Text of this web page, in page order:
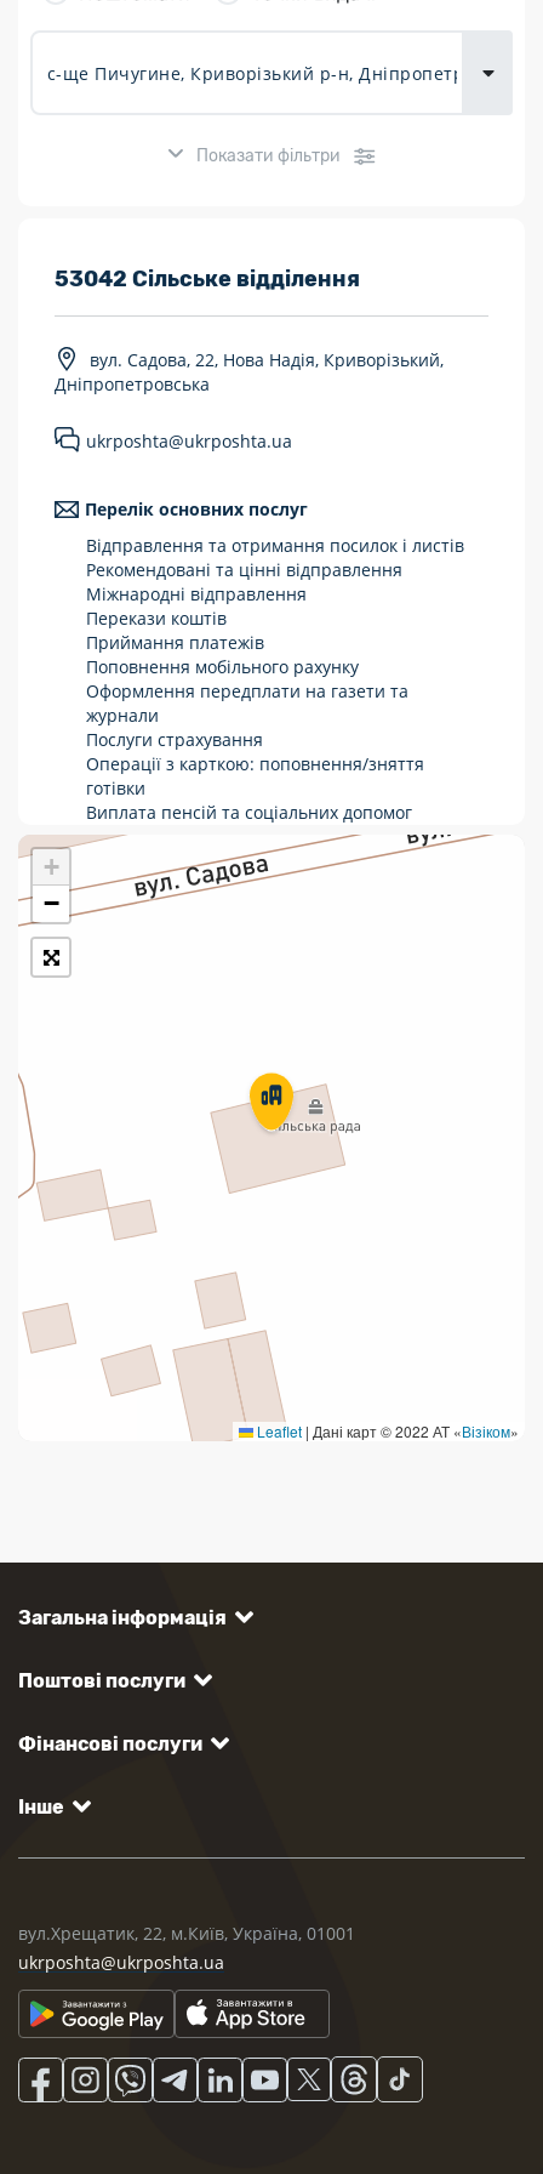
Показати фільтри
Розклад роботи:
Працюють після 19:00
Укрпошта Експрес/тариф «Пріоритетний»
Укрпошта Стандарт/тариф «Базовий»
Доставка за межі України
Прийом вантажів
Фінансові послуги:
Термінові перекази
Перекази
Комунальні та інші платежі
53042 Сільське відділення
вул. Садова, 22, Нова Надія, Криворізький,
Дніпропетровська
ukrposhta@ukrposhta.ua
Перелік основних послуг
Відправлення та отримання посилок і листів
Рекомендовані та цінні відправлення
Міжнародні відправлення
Перекази коштів
Приймання платежів
Поповнення мобільного рахунку
Оформлення передплати на газети та
журнали
Послуги страхування
Операції з карткою: поповнення/зняття
готівки
Виплата пенсій та соціальних допомог
Продаж товарів
Продаж марок та паковання
+
−
Leaflet | Дані карт © 2022 АТ «Візіком»
Загальна інформація
Поштові послуги
Фінансові послуги
Інше
вул.Хрещатик, 22, м.Київ, Україна, 01001
ukrposhta@ukrposhta.ua